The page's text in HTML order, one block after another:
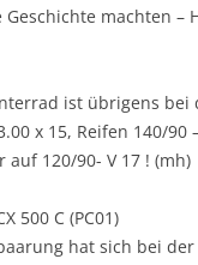
machten –
ist übrigens bei
x 15, Reifen 140/90
120/90- V 17 ! (mh)
500 C (PC01)
hat sich bei der